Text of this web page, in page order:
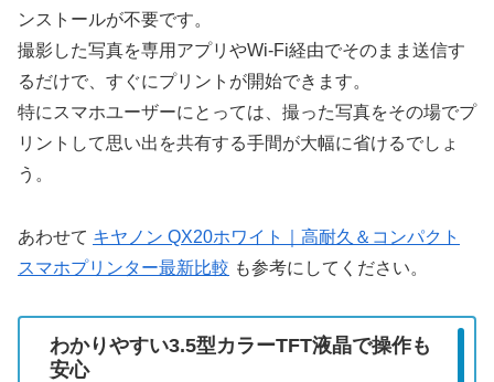
ンストールが不要です。
撮影した写真を専用アプリやWi-Fi経由でそのまま送信す
るだけで、すぐにプリントが開始できます。
特にスマホユーザーにとっては、撮った写真をその場でプ
リントして思い出を共有する手間が大幅に省けるでしょ
う。
あわせて キヤノン QX20ホワイト｜高耐久＆コンパクト
スマホプリンター最新比較 も参考にしてください。
わかりやすい3.5型カラーTFT液晶で操作も
安心